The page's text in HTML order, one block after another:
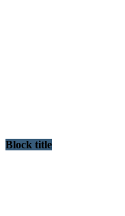
Block title